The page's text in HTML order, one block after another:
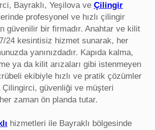
Bayraklı, Yeşilova ve Çilingir
profesyonel ve hızlı çilingir
güvenilir bir firmadır. Anahtar ve kilit
24 kesintisiz hizmet sunarak, her
yanınızdadır. Kapıda kalma,
ya da kilit arızaları gibi istenmeyen
ekibiyle hızlı ve pratik çözümler
Çilingirci, güvenliği ve müşteri
zaman ön planda tutar.
hizmetleri ile Bayraklı bölgesinde